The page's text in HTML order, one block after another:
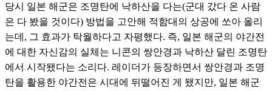
당시 일본 해군은 조명탄에 낙하산을 다는(군대 갔다 온 사람
은 다 봤을 것이다) 방법을 고안해 적함대의 상공에 쏘아 올리
는데, 그 효과가 탁월하다고 자평했다. 즉, 일본 해군의 야간전
에 대한 자신감의 실체는 니콘의 쌍안경과 낙하산 달린 조명탄
에서 시작됐다는 소리다. 레이더가 등장하면서 쌍안경과 조명
탄을 활용한 야간전은 시대에 뒤떨어진 게 됐지만, 일본 해군